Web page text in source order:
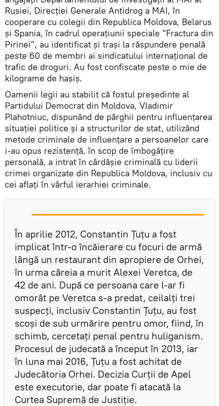
Rusiei, Direcției Generale Antidrog a MAI, în
cooperare cu colegii din Republica Moldova, Belarus
și Spania, în cadrul operațiunii speciale “Fractura din
Pirinei”, au identificat și trași la răspundere penală
peste 60 de membri ai sindicatului internațional de
trafic de droguri. Au fost confiscate peste o mie de
kilograme de hașiș.
Oamenii legii au stabilit că fostul președinte al
Partidului Democrat din Moldova, Vladimir
Plahotniuc, dispunând de pârghii pentru influențarea
situației politice și a structurilor de stat, utilizând
metode criminale de influențare a persoanelor care
i-au opus rezistență, în scop de îmbogățire
personală, a intrat în cârdășie criminală cu liderii
crimei organizate din Republica Moldova, inclusiv cu
cei aflați în vârful ierarhiei criminale.
În aprilie 2012, Constantin Ţuţu a fost
implicat într-o încăierare cu focuri de armă
lângă un restaurant din apropiere de Orhei,
în urma căreia a murit Alexei Veretca, de
42 de ani. După ce persoana care l-ar fi
omorât pe Veretca s-a predat, ceilalţi trei
suspecţi, inclusiv Constantin Ţuţu, au fost
scoşi de sub urmărire pentru omor, fiind, în
schimb, cercetaţi penal pentru huliganism.
Procesul de judecată a început în 2013, iar
în luna mai 2016, Ţuţu a fost achitat de
Judecătoria Orhei. Decizia Curții de Apel
este executorie, dar poate fi atacată la
Curtea Supremă de Justiție.